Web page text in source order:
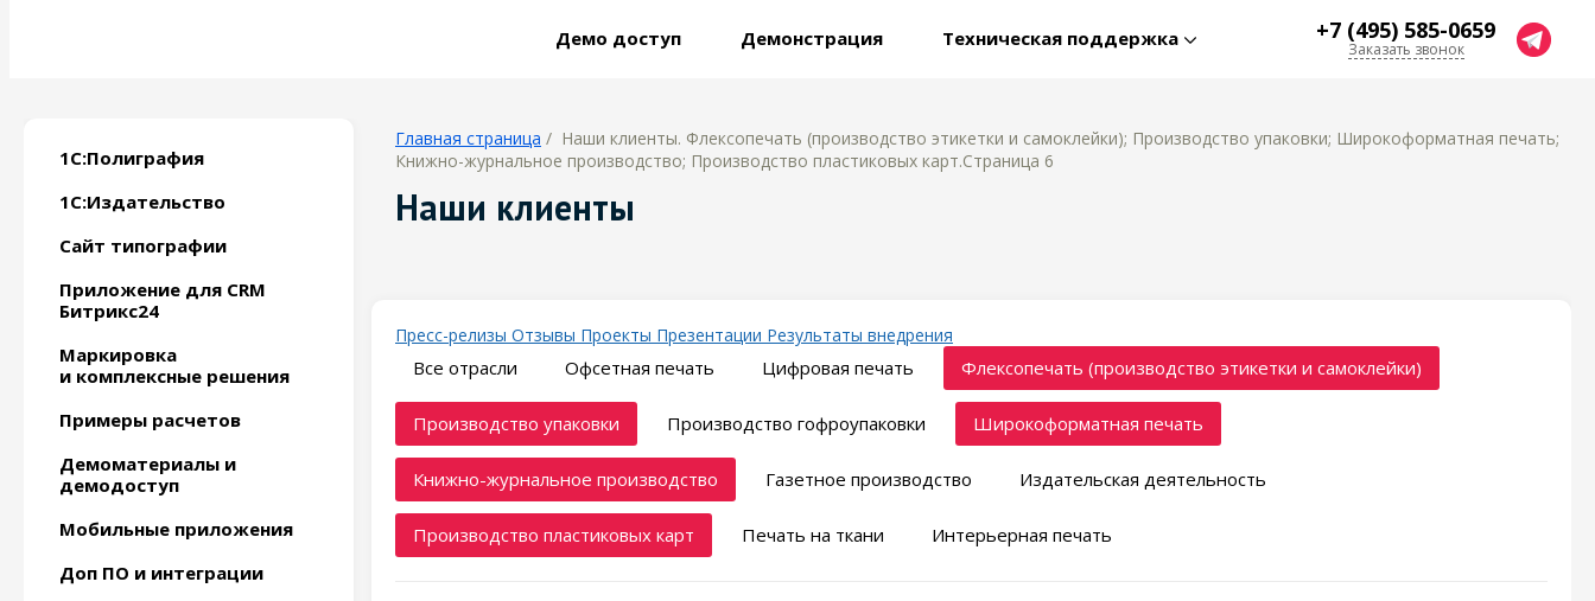
Демо доступ Демонстрация Техническая поддержка +7 (495) 585-0659
Заказать звонок
1С:Полиграфия
1С:Издательство
Сайт типографии
Приложение для CRM
Битрикс24
Маркировка
и комплексные решения
Примеры расчетов
Демоматериалы и
демодоступ
Мобильные приложения
Доп ПО и интеграции
Главная страница / Наши клиенты. Флексопечать (производство этикетки и самоклейки); Производство упаковки; Широкоформатная печать;
Книжно-журнальное производство; Производство пластиковых карт.Страница 6
Наши клиенты
Пресс-релизы Отзывы Проекты Презентации Результаты внедрения
Все отрасли Офсетная печать Цифровая печать Флексопечать (производство этикетки и самоклейки)
Производство упаковки Производство гофроупаковки Широкоформатная печать
Книжно-журнальное производство Газетное производство Издательская деятельность
Производство пластиковых карт Печать на ткани Интерьерная печать